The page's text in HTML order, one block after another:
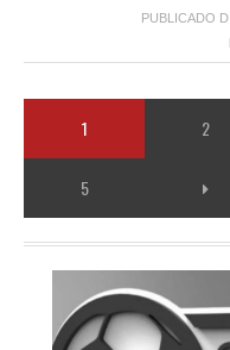
PUBLICADO
1 2
5